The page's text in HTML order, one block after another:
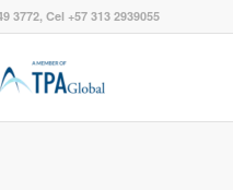
3772, Cel +57 313 2939055